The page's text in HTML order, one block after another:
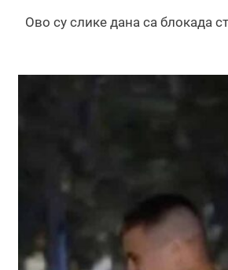
Ово су слике дана са блокада